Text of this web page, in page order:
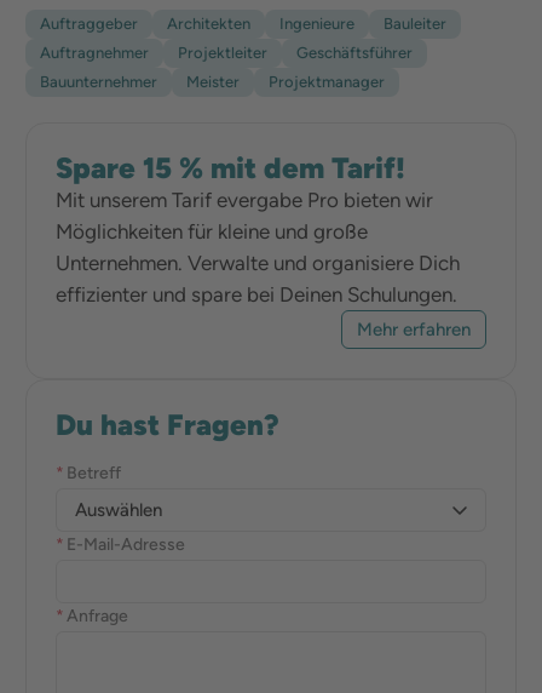
Auftraggeber Architekten Ingenieure
Bauleiter
Auftragnehmer
Projektleiter
Geschäftsführer
Bauunternehmer
Meister Projektmanager
Spare 15 % mit dem Tarif!
Mit unserem Tarif evergabe Pro bieten wir
Möglichkeiten für kleine und große
Unternehmen. Verwalte und organisiere Dich
effizienter und spare bei Deinen Schulungen.
Mehr erfahren
Du hast Fragen?
* Betreff
Auswählen
* E-Mail-Adresse
*Anfrage